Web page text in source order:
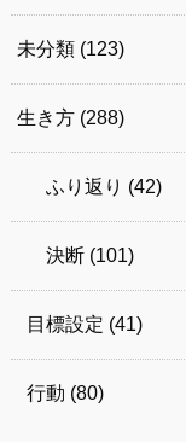
未分類 (123)
生き方 (288)
ふり返り (42)
決断 (101)
目標設定 (41)
行動 (80)